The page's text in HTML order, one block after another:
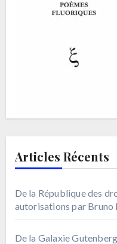
Articles Récents
De la République des
autorisations par Bruno
De la Galaxie